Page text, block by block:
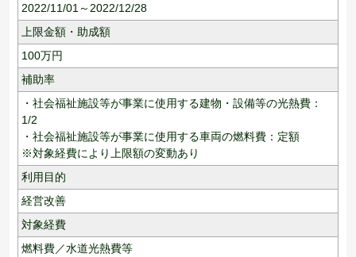
2022/11/01～2022/12/28
上限金額・助成額
100万円
補助率
・社会福祉施設等が事業に使用する建物・設備等の光熱費：
1/2
・社会福祉施設等が事業に使用する車両の燃料費：定額
※対象経費により上限額の変動あり
利用目的
経営改善
対象経費
燃料費／水道光熱費等